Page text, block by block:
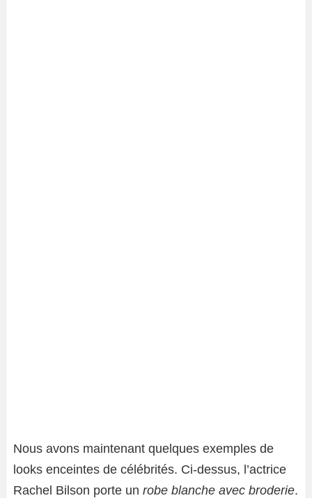
Nous avons maintenant quelques exemples de
looks enceintes de célébrités. Ci-dessus, l’actrice
Rachel Bilson porte un robe blanche avec broderie.